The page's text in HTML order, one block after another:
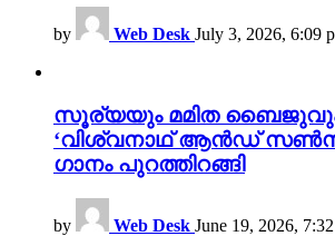
by Web Desk July 3, 2026, 6:09
സൂര്യയും മമിത ബൈജുവും
‘വിശ്വനാഥ് ആൻഡ് സൺസ്’;
ഗാനം പുറത്തിറങ്ങി
by Web Desk June 19, 2026,